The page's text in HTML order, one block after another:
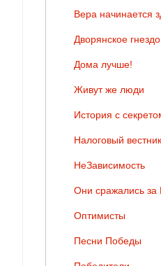
Вера начинается
Дворянское гнездо
Дома лучше!
Живут же люди
История с
Налоговый вестник
НеЗависимость
Они сражались за
Оптимисты
Песни Победы